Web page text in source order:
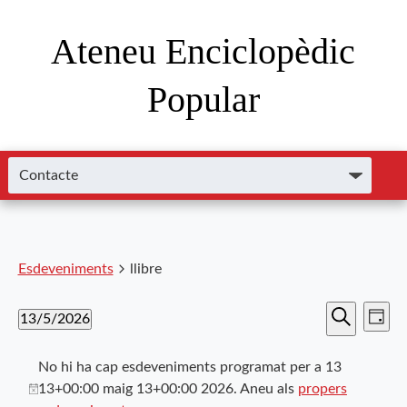
Ateneu Enciclopèdic
Popular
Esdeveniments llibre
i
Cerca de
Dia
13/5/2026
una
data.
No hi ha cap esdeveniments programat per a 13
13+00:00 maig 13+00:00 2026. Aneu als propers